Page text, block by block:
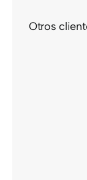
Otros